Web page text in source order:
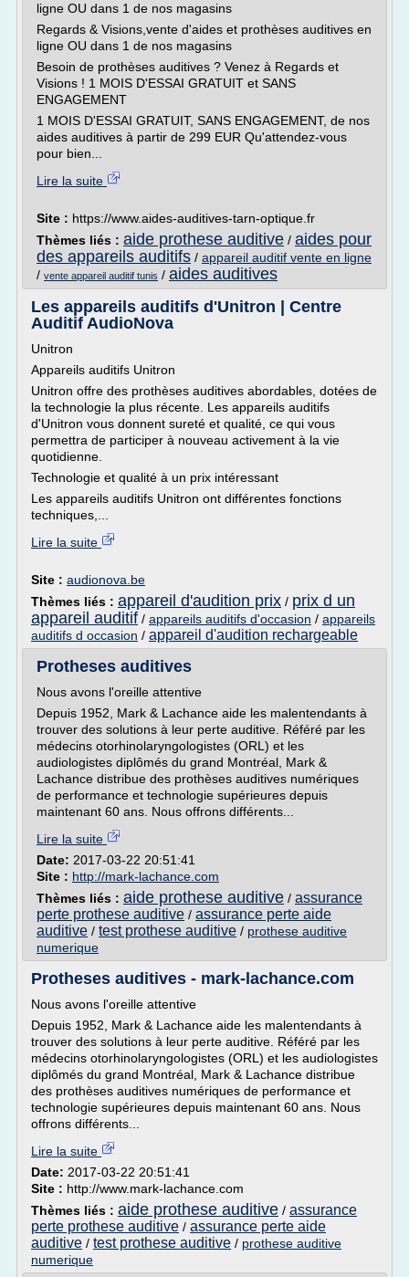
ligne OU dans 1 de nos magasins
Regards & Visions,vente d'aides et prothèses auditives en
ligne OU dans 1 de nos magasins
Besoin de prothèses auditives ? Venez à Regards et
Visions ! 1 MOIS D'ESSAI GRATUIT et SANS
ENGAGEMENT
1 MOIS D'ESSAI GRATUIT, SANS ENGAGEMENT, de nos
aides auditives à partir de 299 EUR Qu'attendez-vous
pour bien...
Lire la suite
Site : https://www.aides-auditives-tarn-optique.fr
Thèmes liés : aide prothese auditive / aides pour
des appareils auditifs / appareil auditif vente en ligne
/ vente appareil auditif tunis / aides auditives
Les appareils auditifs d'Unitron | Centre
Auditif AudioNova
Unitron
Appareils auditifs Unitron
Unitron offre des prothèses auditives abordables, dotées de
la technologie la plus récente. Les appareils auditifs
d'Unitron vous donnent sureté et qualité, ce qui vous
permettra de participer à nouveau activement à la vie
quotidienne.
Technologie et qualité à un prix intéressant
Les appareils auditifs Unitron ont différentes fonctions
techniques,...
Lire la suite
Site : audionova.be
Thèmes liés : appareil d'audition prix / prix d un
appareil auditif / appareils auditifs d'occasion / appareils
auditifs d occasion / appareil d'audition rechargeable
Protheses auditives
Nous avons l'oreille attentive
Depuis 1952, Mark & Lachance aide les malentendants à
trouver des solutions à leur perte auditive. Référé par les
médecins otorhinolaryngologistes (ORL) et les
audiologistes diplômés du grand Montréal, Mark &
Lachance distribue des prothèses auditives numériques
de performance et technologie supérieures depuis
maintenant 60 ans. Nous offrons différents...
Lire la suite
Date: 2017-03-22 20:51:41
Site : http://mark-lachance.com
Thèmes liés : aide prothese auditive / assurance
perte prothese auditive / assurance perte aide
auditive / test prothese auditive / prothese auditive
numerique
Protheses auditives - mark-lachance.com
Nous avons l'oreille attentive
Depuis 1952, Mark & Lachance aide les malentendants à
trouver des solutions à leur perte auditive. Référé par les
médecins otorhinolaryngologistes (ORL) et les audiologistes
diplômés du grand Montréal, Mark & Lachance distribue
des prothèses auditives numériques de performance et
technologie supérieures depuis maintenant 60 ans. Nous
offrons différents...
Lire la suite
Date: 2017-03-22 20:51:41
Site : http://www.mark-lachance.com
Thèmes liés : aide prothese auditive / assurance
perte prothese auditive / assurance perte aide
auditive / test prothese auditive / prothese auditive
numerique